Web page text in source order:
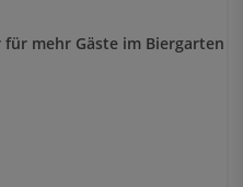
mehr Gäste im Biergarten